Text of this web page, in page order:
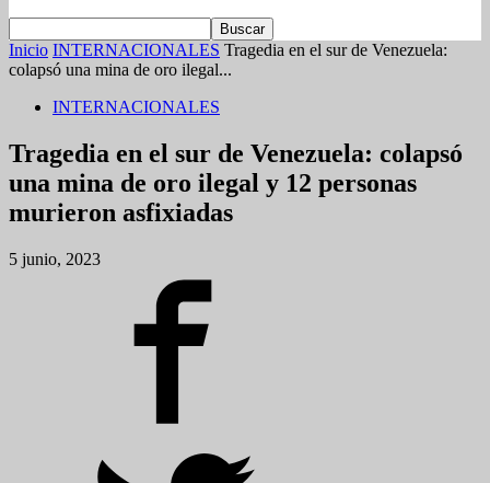
Inicio INTERNACIONALES Tragedia en el sur de Venezuela:
colapsó una mina de oro ilegal...
INTERNACIONALES
Tragedia en el sur de Venezuela: colapsó
una mina de oro ilegal y 12 personas
murieron asfixiadas
5 junio, 2023